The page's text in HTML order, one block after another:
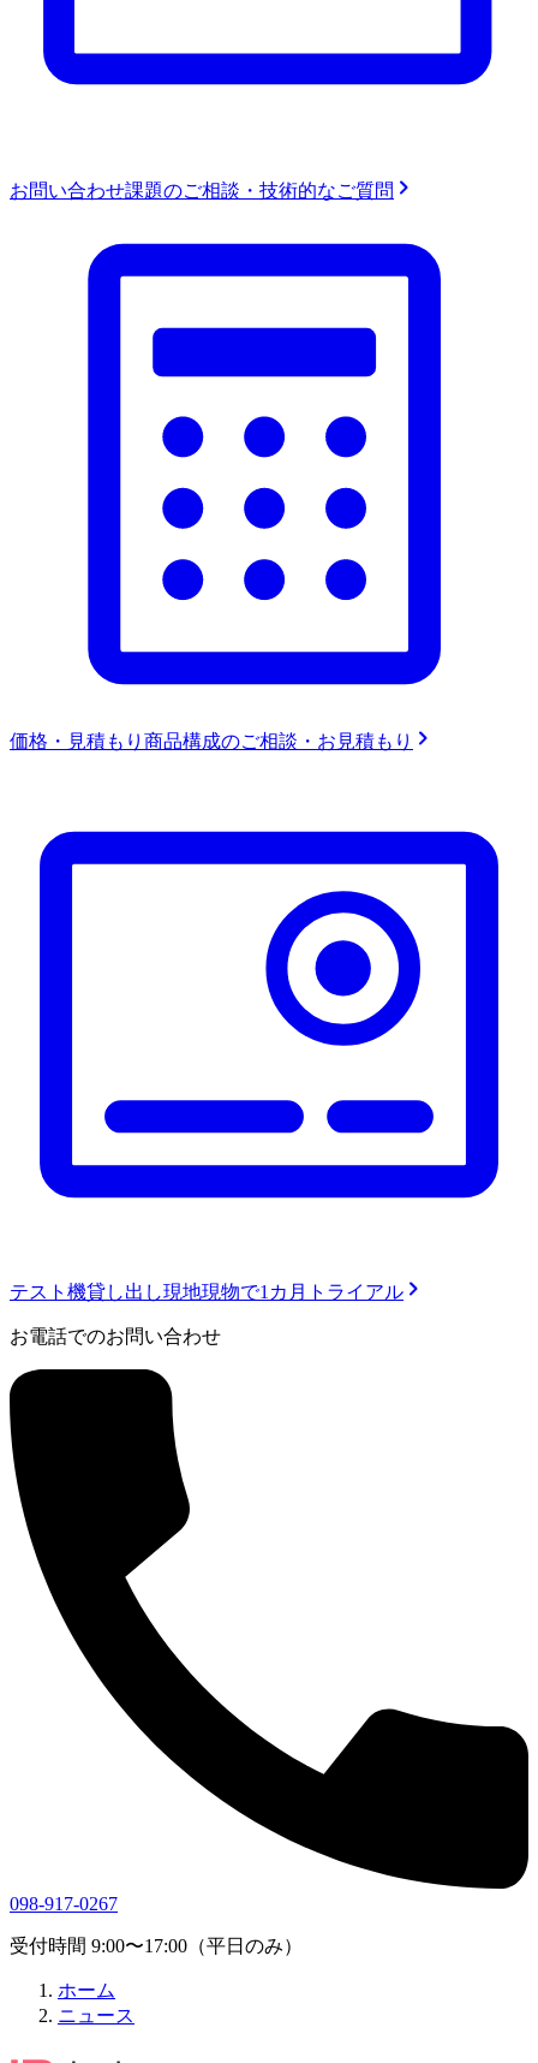
お問い合わせ課題のご相談・技術的なご質問
価格・見積もり 商品構成のご相談・お見積もり
テスト機貸し出し現地現物で1カ月トライアル
お電話でのお問い合わせ
098-917-0267
受付時間 9:00〜17:00（平日のみ）
ホーム
ニュース